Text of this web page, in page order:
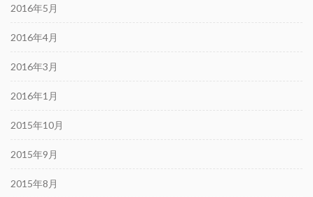
2016年5月
2016年4月
2016年3月
2016年1月
2015年10月
2015年9月
2015年8月